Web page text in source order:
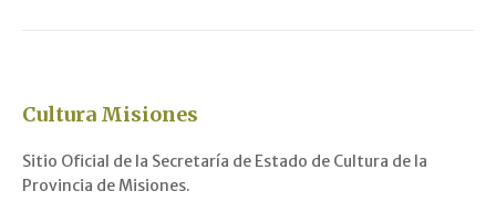
Cultura Misiones
Sitio Oficial de la Secretaría de Estado de Cultura de la
Provincia de Misiones.